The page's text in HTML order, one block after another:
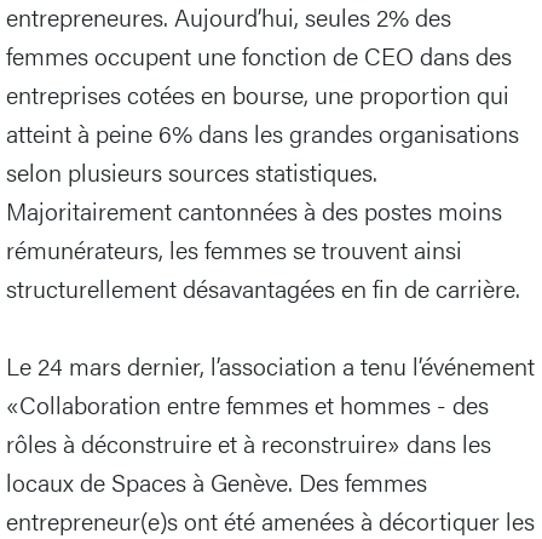
entrepreneures. Aujourd’hui, seules 2% des
femmes occupent une fonction de CEO dans des
entreprises cotées en bourse, une proportion qui
atteint à peine 6% dans les grandes organisations
selon plusieurs sources statistiques.
Majoritairement cantonnées à des postes moins
rémunérateurs, les femmes se trouvent ainsi
structurellement désavantagées en fin de carrière.
Le 24 mars dernier, l’association a tenu l’événement
«Collaboration entre femmes et hommes - des
rôles à déconstruire et à reconstruire» dans les
locaux de Spaces à Genève. Des femmes
entrepreneur(e)s ont été amenées à décortiquer les